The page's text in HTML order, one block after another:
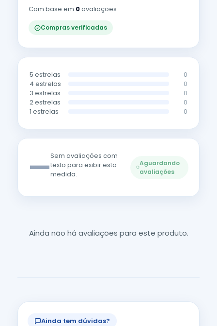
Com base em 0avaliações
Compras verificadas
5 estrelas 0
4 estrelas 0
3 estrelas 0
2 estrelas 0
1 estrelas 0
—Sem avaliações com
texto para exibir esta
medida.
Aguardando
avaliações
Ainda não há avaliações para este produto.
Ainda tem dúvidas?